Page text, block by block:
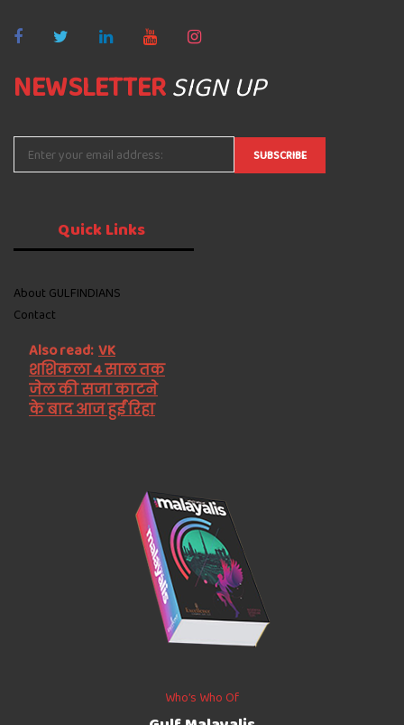
NEWSLETTERSIGN UP
QuickLinks
About GULFINDIANS
Contact
Also read: VK
शशिकला 4 साल तक
जेल की सजा काटने
के बाद आज हुईं रिहा
Who’s Who Of